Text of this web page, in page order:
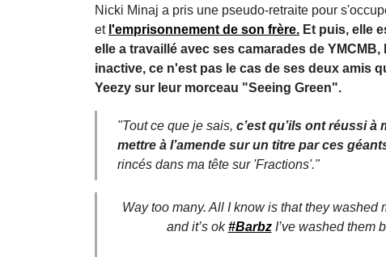
Nicki Minaj a pris une pseudo-retraite pour
et l'emprisonnement de son frère. Et puis, elle
elle a travaillé avec ses camarades de
inactive, ce n'est pas le cas de ses deux amis
Yeezy sur leur morceau "Seeing Green".
"Tout ce que je sais, c’est qu’ils ont réussi à
mettre à l’amende sur un titre par ces
rincés dans ma tête sur 'Fractions'."
Way too many. All I know is that they washed
and it’s ok#BarbzI’ve washed them